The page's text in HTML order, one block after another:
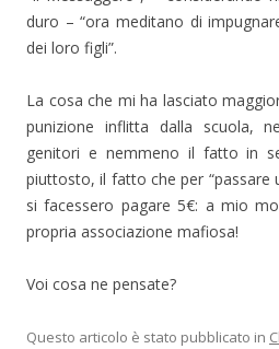
duro – “ora meditano di
dei loro figli”.
La cosa che mi ha lasciato
punizione inflitta dalla scuola,
genitori e nemmeno il fatto in
piuttosto, il fatto che per “passare
si facessero pagare 5€: a mio
propria associazione mafiosa!
Voi cosa ne pensate?
Questo articolo è stato pubblicato in